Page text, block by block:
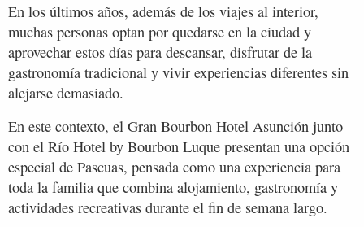
En los últimos años, además de los viajes al interior,
muchas personas optan por quedarse en la ciudad y
aprovechar estos días para descansar, disfrutar de la
gastronomía tradicional y vivir experiencias diferentes sin
alejarse demasiado.
En este contexto, el Gran Bourbon Hotel Asunción junto
con el Río Hotel by Bourbon Luque presentan una opción
especial de Pascuas, pensada como una experiencia para
toda la familia que combina alojamiento, gastronomía y
actividades recreativas durante el fin de semana largo.